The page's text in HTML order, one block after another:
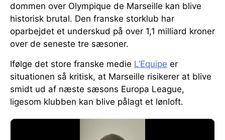
dommen over Olympique de Marseille kan blive
historisk brutal. Den franske storklub har
oparbejdet et underskud på over 1,1 milliard kroner
over de seneste tre sæsoner.
Ifølge det store franske medie L’Equipe er
situationen så kritisk, at Marseille risikerer at blive
smidt ud af næste sæsons Europa League,
ligesom klubben kan blive pålagt et lønloft.